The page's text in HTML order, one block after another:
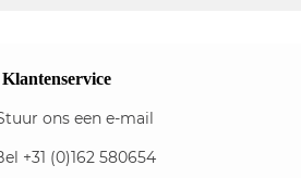
Klantenservice
ons een e-mail
+31 (0)162 580654